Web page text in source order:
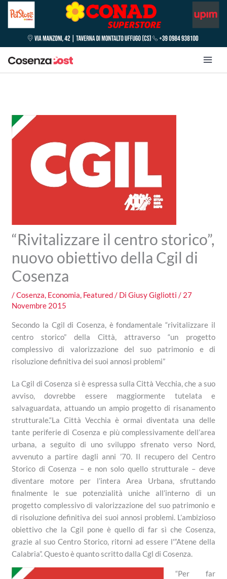
“Rivitalizzare il centro storico”,
nuovo obiettivo della Cgil di
Cosenza
/Cosenza, Economia, Featured/ DiGiusy Gigliotti/ 27
Novembre 2015
Secondo la Cgil di Cosenza, è fondamentale “rivitalizzare il
centro storico” della Città, attraverso “un progetto
complessivo di valorizzazione del suo patrimonio e di
risoluzione definitiva dei suoi annosi problemi”
La Cgil di Cosenza si è espressa sulla Città Vecchia, che a suo
avviso, dovrebbe essere maggiormente tutelata e
salvaguardata, attuando un ampio progetto di risanamento
strutturale.“LaCittà Vecchia è ormai diventata una delle
tante periferie di Cosenza e più complessivamente dell’area
urbana, a seguito di uno sviluppo sfrenato verso Nord,
avvenuto a partire dagli anni ’70. Il recupero del Centro
Storico di Cosenza – e non solo quello strutturale – deve
diventare motore per l’intera Area Urbana, sfruttando
finalmente le sue potenzialità uniche all’interno di un
progetto complessivo di valorizzazione del suo patrimonio e
di risoluzione definitiva dei suoi annosi problemi. L’ambizioso
obiettivo che la Cgil pone è quello di far sì che Cosenza,
grazie al suo Centro Storico, ritorni ad essere l'”Atene della
Calabria”. Questo è quanto scritto dalla Cgl di Cosenza.
“Per far